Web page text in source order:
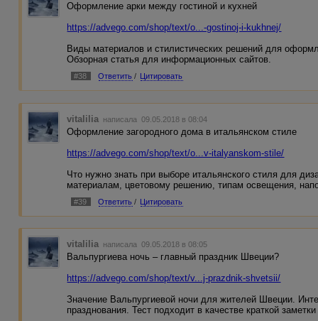
Оформление арки между гостиной и кухней
https://advego.com/shop/text/o...-gostinoj-i-kukhnej/
Виды материалов и стилистических решений для
Обзорная статья для информационных сайтов.
#38 Ответить / Цитировать
vitalilia написала 09.05.2018 в 08:04
Оформление загородного дома в итальянском стиле
https://advego.com/shop/text/o...v-italyanskom-stile/
Что нужно знать при выборе итальянского стиля для
материалам, цветовому решению, типам освещения,
#39 Ответить / Цитировать
vitalilia написала 09.05.2018 в 08:05
Вальпургиева ночь – главный праздник Швеции?
https://advego.com/shop/text/v...j-prazdnik-shvetsii/
Значение Вальпургиевой ночи для жителей Швеции.
празднования. Тест подходит в качестве краткой